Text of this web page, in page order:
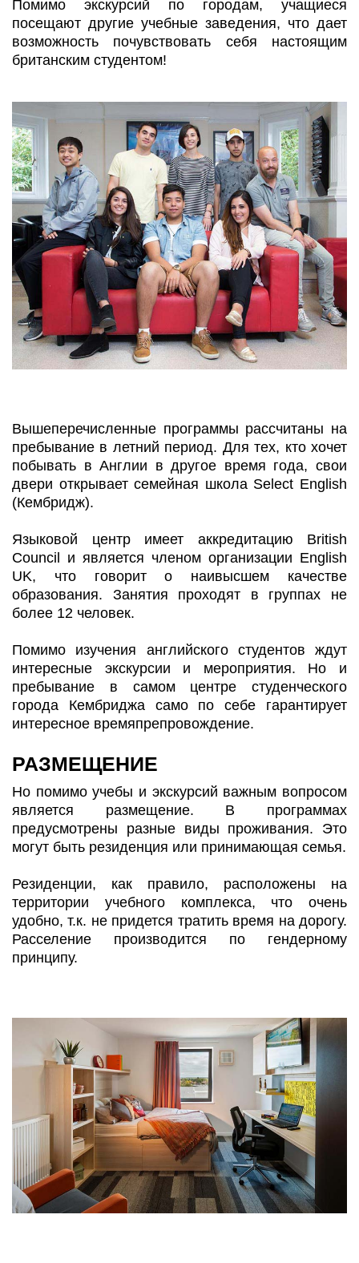
Помимо экскурсий по городам, учащиеся
посещают другие учебные заведения, что дает
возможность почувствовать себя настоящим
британским студентом!
Вышеперечисленные программы рассчитаны на
пребывание в летний период. Для тех, кто хочет
побывать в Англии в другое время года, свои
двери открывает семейная школа Select English
(Кембридж).
Языковой центр имеет аккредитацию British
Council и является членом организации English
UK, что говорит о наивысшем качестве
образования. Занятия проходят в группах не
более 12 человек.
Помимо изучения английского студентов ждут
интересные экскурсии и мероприятия. Но и
пребывание в самом центре студенческого
города Кембриджа само по себе гарантирует
интересное времяпрепровождение.
РАЗМЕЩЕНИЕ
Но помимо учебы и экскурсий важным вопросом
является размещение. В программах
предусмотрены разные виды проживания. Это
могут быть резиденция или принимающая семья.
Резиденции, как правило, расположены на
территории учебного комплекса, что очень
удобно, т.к. не придется тратить время на дорогу.
Расселение производится по гендерному
принципу.